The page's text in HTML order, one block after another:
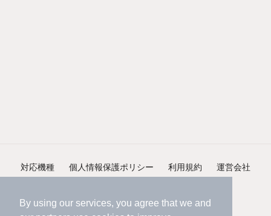
By using our services, you agree that we and
対応機種 個人情報保護ポリシー 利用規約 運営会社